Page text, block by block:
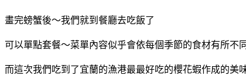
畫完螃蟹後～我們就到餐廳去吃飯了
可以單點套餐～菜單內容似乎會依每個季節的食材有所不同
而這次我們吃到了宜蘭的漁港最最好吃的櫻花蝦作成的美